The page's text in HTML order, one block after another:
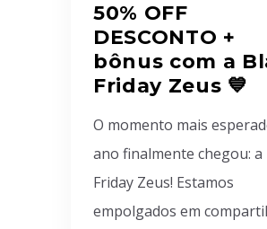
50% OFF
DESCONTO +
bônus com a
Friday Zeus 💙
O momento mais
ano finalmente chegou: a
Friday Zeus! Estamos
empolgados em